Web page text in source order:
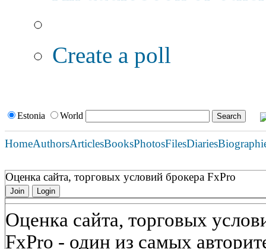
Create a poll
Estonia World
HomeAuthorsArticlesBooksPhotosFilesDiaries
Оценка сайта, торговых условий брокера FxPro
Join Login
Оценка сайта, торговых
FxPro - один из самых